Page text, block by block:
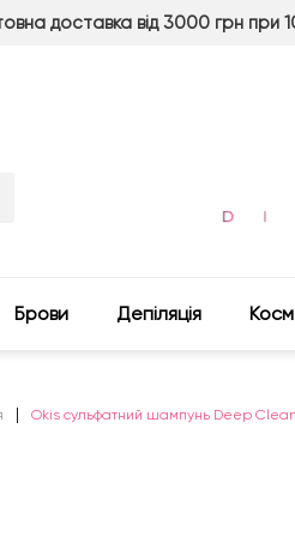
доставка від 3000 грн при
Брови Депіляція
Okis сульфатний шампунь Deep